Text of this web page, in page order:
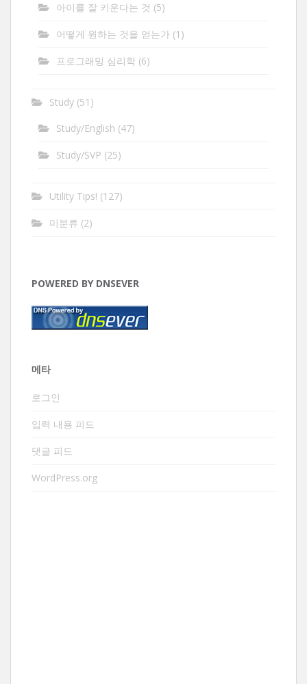
아이를 잘 키운다는 것 (5)
어떻게 원하는 것을 얻는가 (1)
프로그래밍 심리학 (6)
Study (51)
Study/English (47)
Study/SVP (25)
Utility Tips! (127)
미분류 (2)
POWERED BY DNSEVER
메타
로그인
입력 내용 피드
댓글 피드
WordPress.org